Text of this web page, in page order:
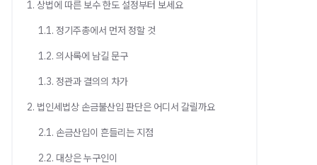
1. 상법에 따른 보수 한도 설정부터 보세요
1.1. 정기주총에서 먼저 정할 것
1.2. 의사록에 남길 문구
1.3. 정관과 결의의 차가
2. 법인세법상 손금불산입 판단은 어디서 갈릴까요
2.1. 손금산입이 흔들리는 지점
2.2. 대상은 누구인이